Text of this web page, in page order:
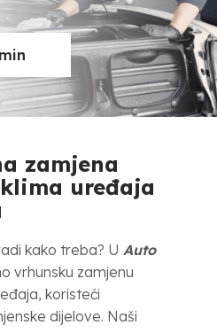
zamjena
uređaja
kako treba? U Auto
vrhunsku zamjenu
koristeći
dijelove. Naši